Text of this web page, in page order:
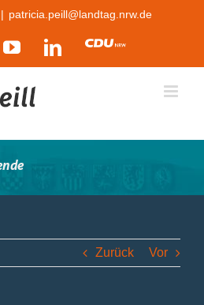
| patricia.peill@landtag.nrw.de
YouTubeLinkedIn
CDU
Zurück Vor